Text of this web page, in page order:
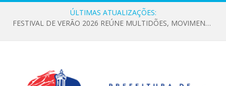
ÚLTIMAS ATUALIZAÇÕES:
FESTIVAL DE VERÃO 2026 REÚNE MULTIDÕES, MOVIMENTA A ECONOMIA E FORTALECE A CULTURA LOCAL